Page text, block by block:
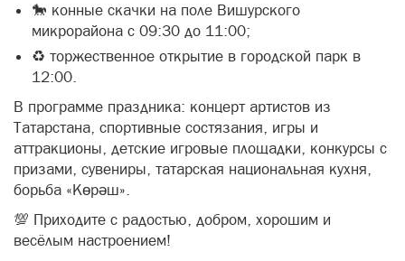
🐎 конные скачки на поле Вишурского
микрорайона с 09:30 до 11:00;
♻️ торжественное открытие в городской парк в
12:00.
В программе праздника: концерт артистов из
Татарстана, спортивные состязания, игры и
аттракционы, детские игровые площадки, конкурсы с
призами, сувениры, татарская национальная кухня,
борьба «Көрәш».
💯 Приходите с радостью, добром, хорошим и
весёлым настроением!